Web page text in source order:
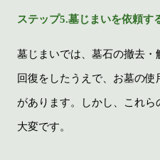
ステップ5.墓じまいを依頼す
墓じまいでは、墓石の撤去
回復をしたうえで、お墓の
があります。しかし、これ
大変です。